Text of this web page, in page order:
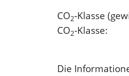
CO2-Klasse
CO2-Klasse:
Die